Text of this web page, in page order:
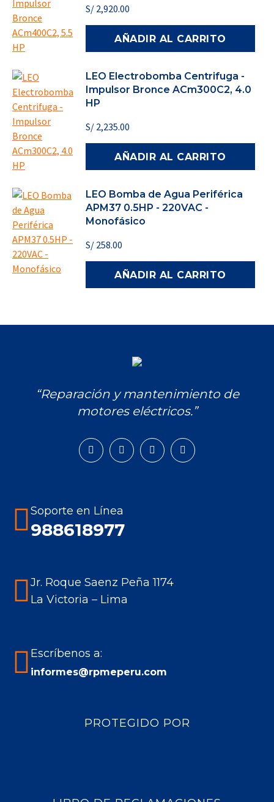
S/ 2,920.00
AÑADIR AL CARRITO
LEO Electrobomba Centrifuga -
Impulsor Bronce ACm300C2, 4.0
HP
S/ 2,235.00
AÑADIR AL CARRITO
LEO Bomba de Agua Periférica
APM37 0.5HP - 220VAC -
Monofásico
S/ 258.00
AÑADIR AL CARRITO
“Reparación y mantenimiento de
motores eléctricos.”
Encuéntranos en:
Facebook
in
window
Instagram
window
Mail
Whatsapp
Soporte en Línea
988618977
Jr. Roque Saenz Peña 1174
La Victoria – Lima
Escríbenos a:
informes@rpmeperu.com
PROTEGIDO POR